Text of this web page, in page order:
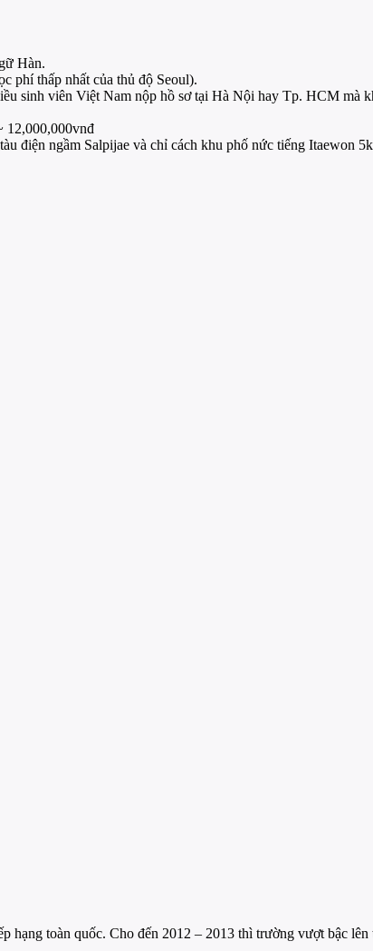
Hàn.
phí thấp nhất của thủ độ Seoul).
sinh viên Việt Nam nộp hồ sơ tại Hà Nội hay Tp. HCM mà
12,000,000vnđ
điện ngầm Salpijae và chỉ cách khu phố nức tiếng Itaewon
hạng toàn quốc. Cho đến 2012 – 2013 thì trường vượt bậc